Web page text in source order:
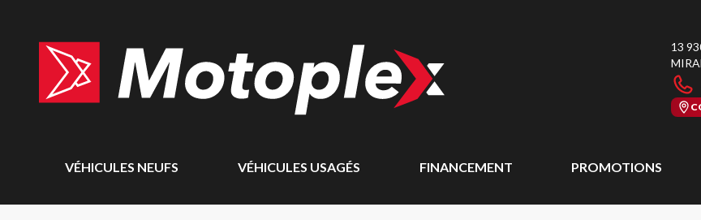
13
VÉHICULES NEUFS VÉHICULES USAGÉS FINANCEMENT PROMOTIONS